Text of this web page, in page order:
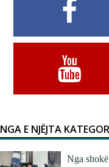
NGA E NJËJTA
Nga